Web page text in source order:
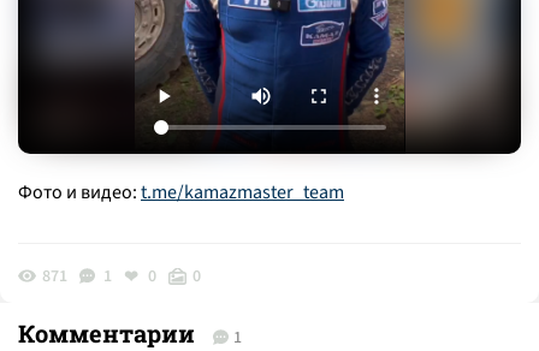
Фото и видео:t.me/kamazmaster_team
871 1 0 0
Комментарии 1